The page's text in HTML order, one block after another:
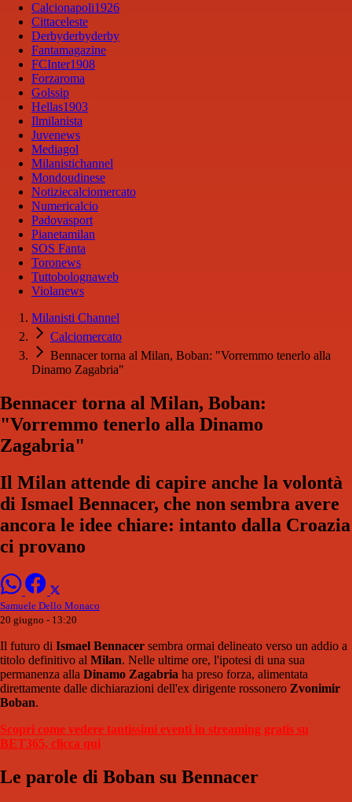
Calcionapoli1926
Cittaceleste
Derbyderbyderby
Fantamagazine
FCInter1908
Forzaroma
Golssip
Hellas1903
Ilmilanista
Juvenews
Mediagol
Milanistichannel
Mondoudinese
Notiziecalciomercato
Numericalcio
Padovasport
Pianetamilan
SOS Fanta
Toronews
Tuttobolognaweb
Violanews
Milanisti Channel
Calciomercato
Bennacer torna al Milan, Boban: "Vorremmo tenerlo alla
Dinamo Zagabria"
Bennacer torna al Milan, Boban:
"Vorremmo tenerlo alla Dinamo
Zagabria"
Il Milan attende di capire anche la volontà
di Ismael Bennacer, che non sembra avere
ancora le idee chiare: intanto dalla Croazia
ci provano
Samuele Dello Monaco
20 giugno - 13:20
Il futuro di Ismael Bennacer sembra ormai delineato verso un addio a
titolo definitivo al Milan. Nelle ultime ore, l'ipotesi di una sua
permanenza alla Dinamo Zagabria ha preso forza, alimentata
direttamente dalle dichiarazioni dell'ex dirigente rossonero Zvonimir
Boban.
Scopri come vedere tantissimi eventi in streaming gratis su
BET365, clicca qui
Le parole di Boban su Bennacer